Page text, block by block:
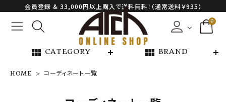
会員登録 & 33,000円以上購入で送料無料！（通常送料￥935）
0
view_module CATEGORY view_module BRAND
NEW ARRIVAL
HOME コーディネート一覧